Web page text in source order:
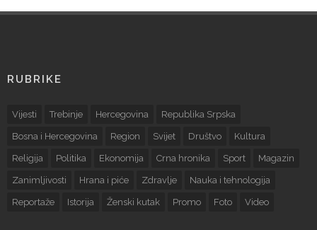
RUBRIKE
Vijesti Trebinje Hercegovina Republika Srpska
Bosna i Hercegovina Region Svijet Društvo Kultura
Religija Politika Ekonomija Crna hronika Sport Magazin
Zanimljivosti Hrana i piće Zdravlje Nauka i tehnologija
Reportaže Istorija Ženski kutak Promo Foto Video